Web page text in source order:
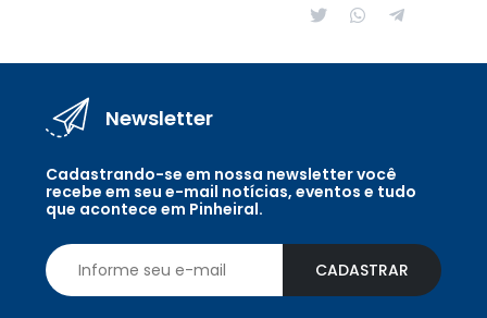
Newsletter
Cadastrando-se em nossa newsletter você
recebe em seu e-mail notícias, eventos e tudo
que acontece em Pinheiral.
CADASTRAR